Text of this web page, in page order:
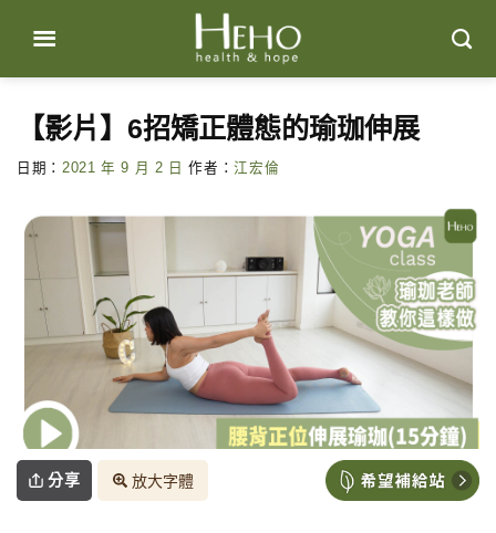
content
【影片】6招矯正體態的瑜珈伸展
日期： 2021 年 9 月 2 日 作者：江宏倫
分享 放大字體